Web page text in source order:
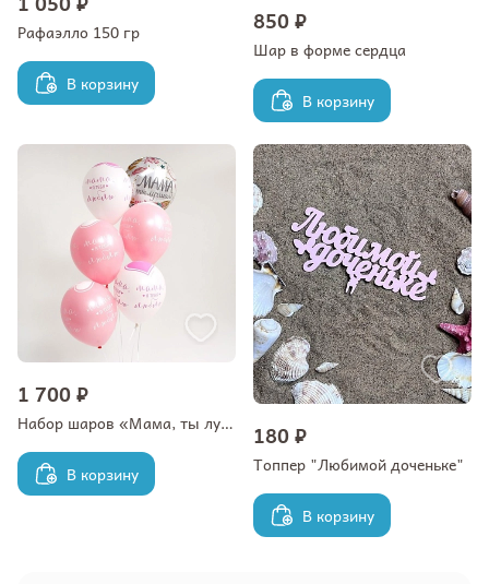
Рафаэлло 150 гр
В корзину
850 ₽
Шар в форме сердца
В корзину
1 700 ₽
Набор шаров «Мама, ты лучшая»
В корзину
180 ₽
Топпер "Любимой доченьке"
В корзину